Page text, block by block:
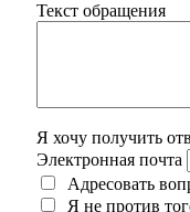
Текст обращения
Я хочу получить
Электронная почта
Адресовать
Я не против